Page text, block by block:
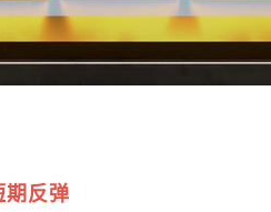
期反弹